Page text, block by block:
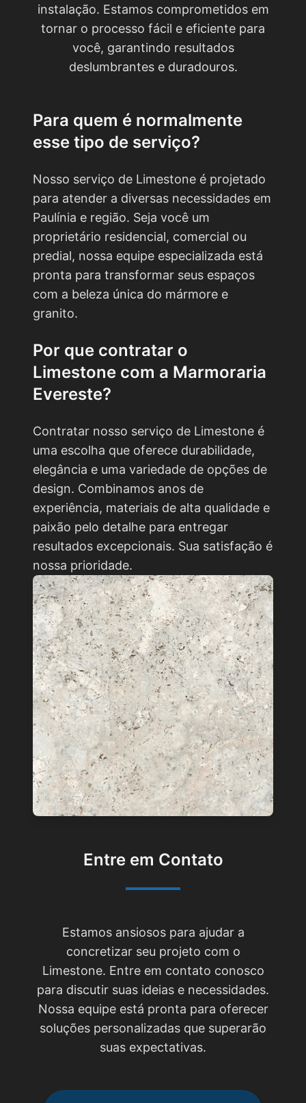
instalação. Estamos comprometidos em
tornar o processo fácil e eficiente para
você, garantindo resultados
deslumbrantes e duradouros.
Para quem é normalmente
esse tipo de serviço?
Nosso serviço de Limestone é projetado
para atender a diversas necessidades em
Paulínia e região. Seja você um
proprietário residencial, comercial ou
predial, nossa equipe especializada está
pronta para transformar seus espaços
com a beleza única do mármore e
granito.
Por que contratar o
Limestone com a Marmoraria
Evereste?
Contratar nosso serviço de Limestone é
uma escolha que oferece durabilidade,
elegância e uma variedade de opções de
design. Combinamos anos de
experiência, materiais de alta qualidade e
paixão pelo detalhe para entregar
resultados excepcionais. Sua satisfação é
nossa prioridade.
Entre em Contato
Estamos ansiosos para ajudar a
concretizar seu projeto com o
Limestone. Entre em contato conosco
para discutir suas ideias e necessidades.
Nossa equipe está pronta para oferecer
soluções personalizadas que superarão
suas expectativas.